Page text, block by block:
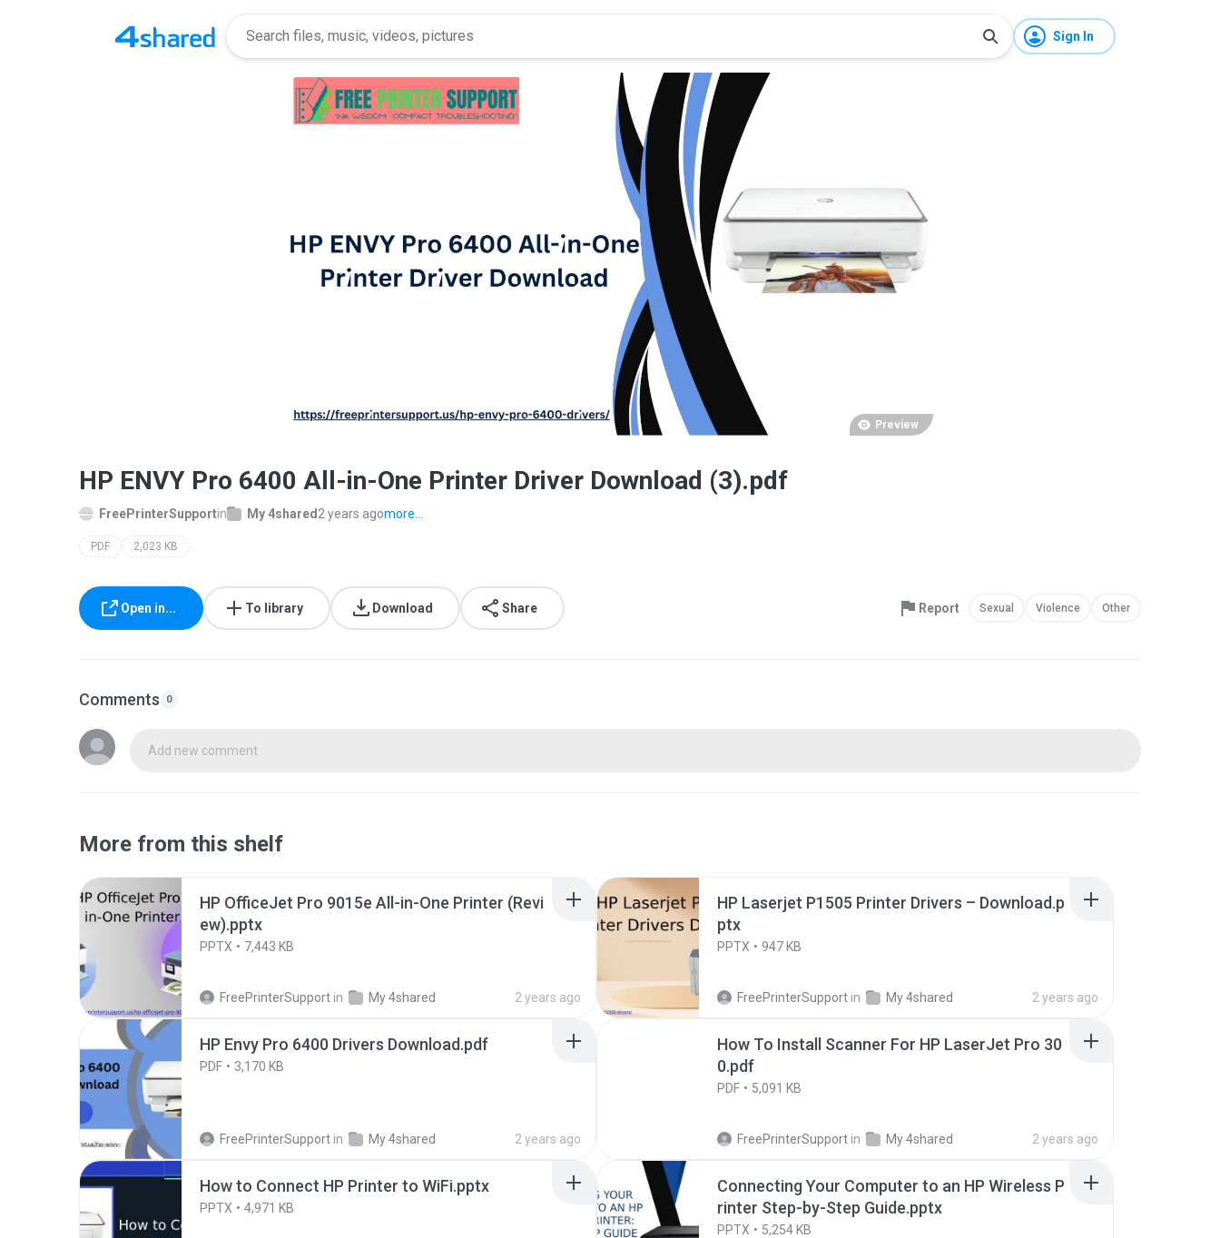
Sign In
Preview
HP ENVY Pro 6400 All-in-One Printer Driver Download (3).pdf
FreePrinterSupportin My 4shared 2 years agomore...
PDF 2,023 KB
Open in... To library Download Share Report Sexual Violence Other
Comments 0
Add new comment
More from this shelf
HP OfficeJet Pro 9015e All-in-One Printer (Revi
ew).pptx
PPTX 7,443 KB
FreePrinterSupport in My 4shared 2 years ago
HP Laserjet P1505 Printer Drivers – Download.p
ptx
PPTX 947 KB
FreePrinterSupport in My 4shared 2 years ago
HP Envy Pro 6400 Drivers Download.pdf
PDF 3,170 KB
FreePrinterSupport in My 4shared 2 years ago
How To Install Scanner For HP LaserJet Pro 30
0.pdf
PDF 5,091 KB
FreePrinterSupport in My 4shared 2 years ago
How to Connect HP Printer to WiFi.pptx
PPTX 4,971 KB
Connecting Your Computer to an HP Wireless P
rinter Step-by-Step Guide.pptx
PPTX 5,254 KB